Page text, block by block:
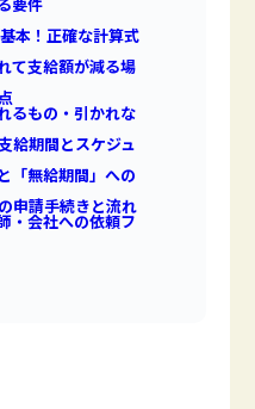
本！正確な計算式
て支給額が減る場
るもの・引かれな
給期間とスケジュ
「無給期間」への
申請手続きと流れ
・会社への依頼フ